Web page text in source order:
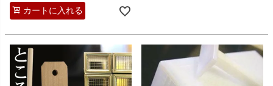
カートに入れる